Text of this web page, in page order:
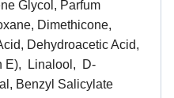
Glycol, Parfum
Dimethicone,
Dehydroacetic Acid,
E), Linalool, D-
Benzyl Salicylate